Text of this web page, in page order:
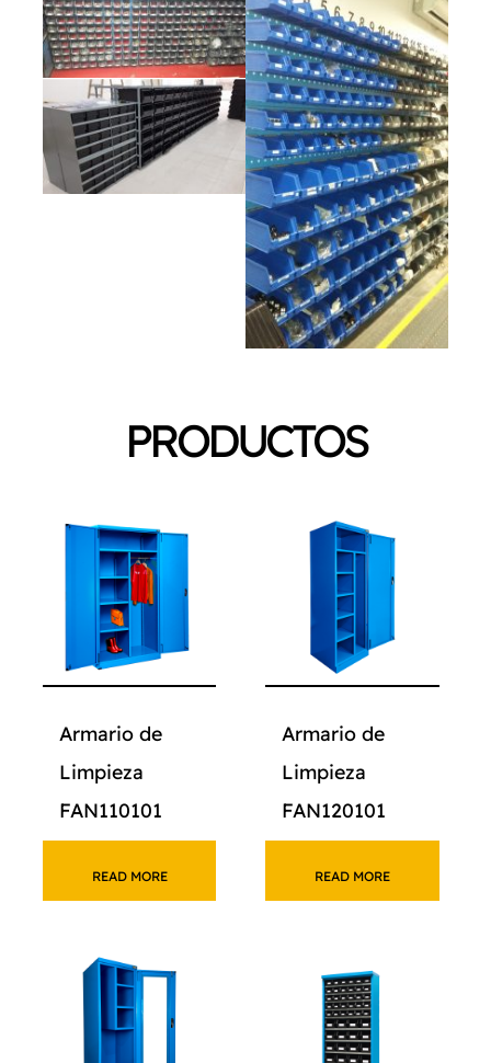
PRODUCTOS
Armario de
Limpieza
FAN110101
READ MORE
Armario de
Limpieza
FAN120101
READ MORE